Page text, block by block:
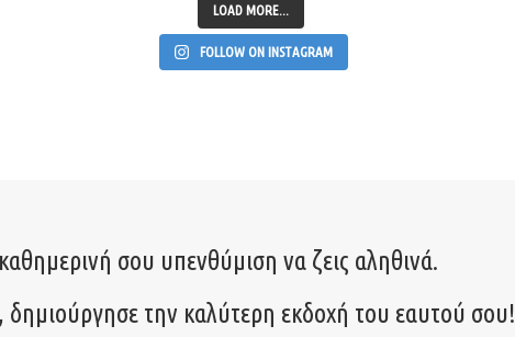
LOAD MORE...
FOLLOW ON INSTAGRAM
σου υπενθύμιση να ζεις αληθινά.
την καλύτερη εκδοχή του εαυτού σου!